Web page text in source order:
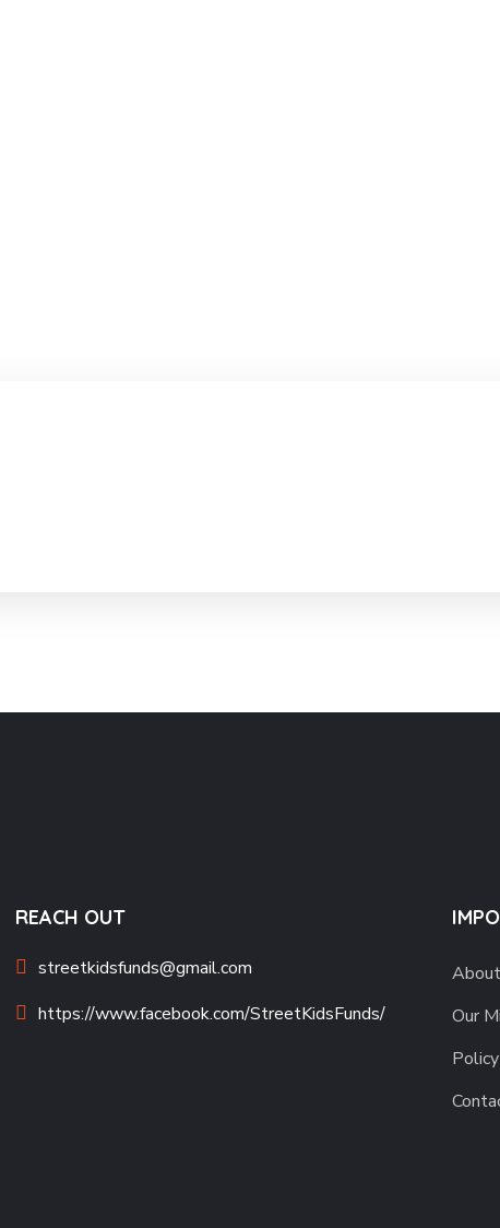
REACH OUT
streetkidsfunds@gmail.com
https://www.facebook.com/StreetKidsFunds/
Our
Policy